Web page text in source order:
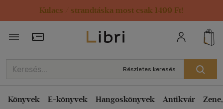
Kulacs / strandtáska most csak 1499 Ft!
Törzsvásárlói Kártya adatai
Részletes keresés
Könyvek E-könyvek Hangoskönyvek Antikvár